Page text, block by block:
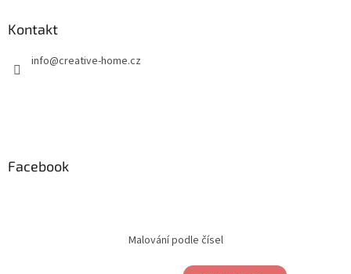
Kontakt
info@creative-home.cz
Facebook
Malování podle čísel